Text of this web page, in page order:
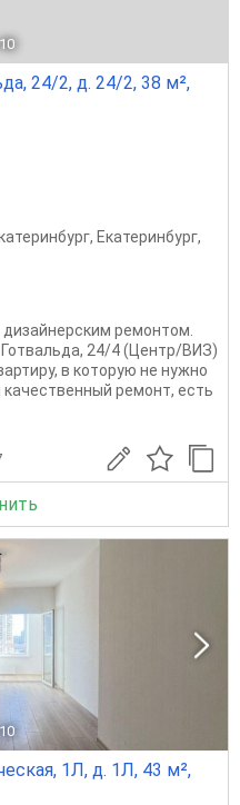
24/2, д. 24/2, 38 м²,
, Екатеринбург,
дизайнерским ремонтом.
24/4 (Центр/ВИЗ)
в которую не нужно
ремонт, есть
1Л, д. 1Л, 43 м²,